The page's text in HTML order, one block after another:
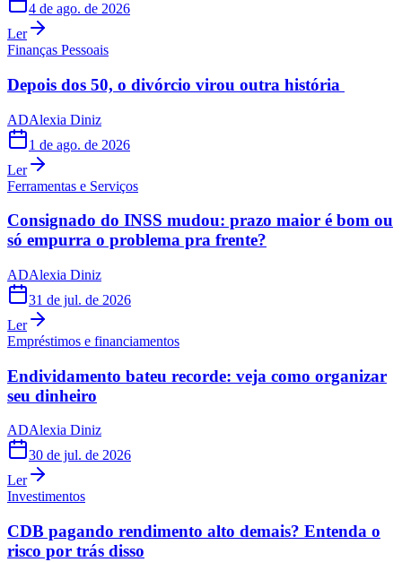
4 de ago. de 2026
Ler
Finanças Pessoais
Depois dos 50, o divórcio virou outra história
ADAlexia Diniz
1 de ago. de 2026
Ler
Ferramentas e Serviços
Consignado do INSS mudou: prazo maior é bom ou
só empurra o problema pra frente?
ADAlexia Diniz
31 de jul. de 2026
Ler
Empréstimos e financiamentos
Endividamento bateu recorde: veja como organizar
seu dinheiro
ADAlexia Diniz
30 de jul. de 2026
Ler
Investimentos
CDB pagando rendimento alto demais? Entenda o
risco por trás disso